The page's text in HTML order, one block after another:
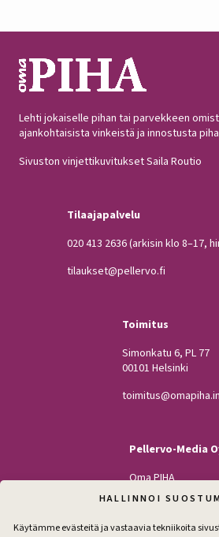
HALLINNOI
Käytämme evästeitä ja vastaavia tekniikoita
Lehti jokaiselle pihan tai parvekkeen
ajankohtaisista vinkeistä ja innostusta
Sivuston vinjettikuvitukset Saila Routio
Tilaajapalvelu
020 413 2636(arkisin klo 8–17,
tilaukset@pellervo.fi
Toimitus
Simonkatu 6, PL 77
00101 Helsinki
Pellervo-Media
Oma PIHA
Kodin Pellervo
Maatilan Pellervo